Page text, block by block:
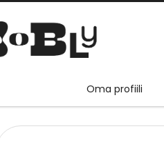
Oma profiili